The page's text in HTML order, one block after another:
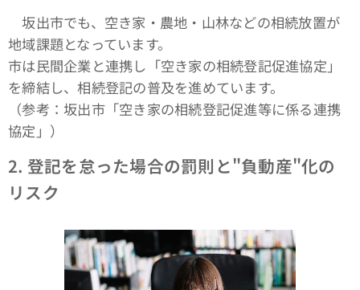
坂出市でも、空き家・農地・山林などの相続放置が
地域課題となっています。
市は民間企業と連携し「空き家の相続登記促進協定」
を締結し、相続登記の普及を進めています。
（参考：坂出市「空き家の相続登記促進等に係る連携
協定」）
2. 登記を怠った場合の罰則と"負動産"化の
リスク